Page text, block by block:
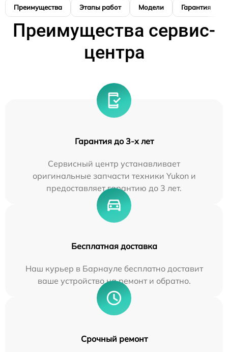
Преимущества Этапы работ Модели Гарантия
Преимущества сервис-
центра
Гарантия до 3-х лет
Сервисный центр устанавливает
оригинальные запчасти техники Yukon и
предоставляет гарантию до 3 лет.
Бесплатная доставка
Наш курьер в Барнауле бесплатно доставит
ваше устройство на ремонт и обратно.
Срочный ремонт